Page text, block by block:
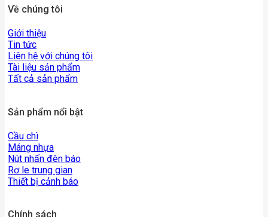
Về chúng tôi
Giới thiệu
Tin tức
Liên hệ với chúng tôi
Tài liệu sản phẩm
Tất cả sản phẩm
Sản phẩm nổi bật
Cầu chì
Máng nhựa
Nút nhấn đèn báo
Rơ le trung gian
Thiết bị cảnh báo
Chính sách